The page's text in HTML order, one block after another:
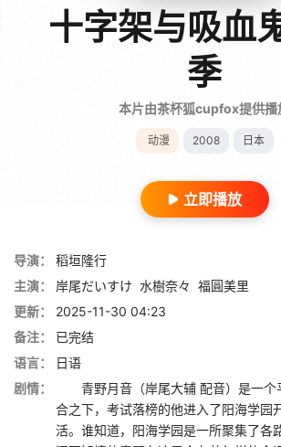
十字架与吸血
季
本片由茶杯狐cupfox提供播
动漫 2008 日本
立即播放
导演：
稻垣隆行
主演：
岸尾だいすけ 水樹奈々 福圓美里
更新：
2025-11-30 04:23
备注：
已完结
语言：
日语
剧情：
青野月音（岸尾大辅 配音）是一个
合之下，考试落榜的他进入了阳海学园
活。谁知道，阳海学园是一所聚集了各